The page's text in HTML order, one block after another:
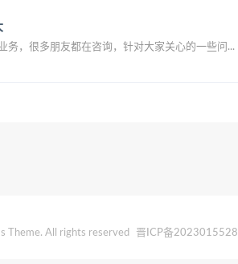
务，很多朋友都在咨询，针对大家关心的一些问...
Theme. All rights reserved 晋ICP备